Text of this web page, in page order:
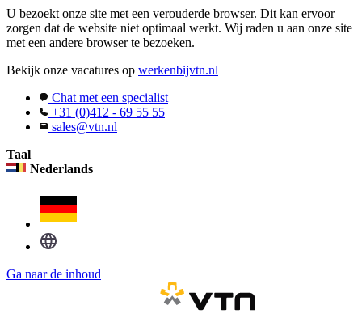
U bezoekt onze site met een verouderde browser. Dit kan ervoor
zorgen dat de website niet optimaal werkt. Wij raden u aan onze site
met een andere browser te bezoeken.
Bekijk onze vacatures op werkenbijvtn.nl
Chat met een specialist
+31 (0)412 - 69 55 55
sales@vtn.nl
Taal
Nederlands
Ga naar de inhoud